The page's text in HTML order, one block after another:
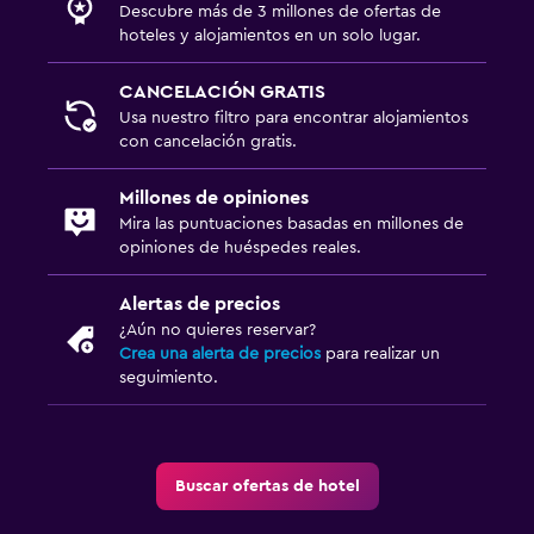
Armario o clóset
Zona de trabajo
Fax/fotocopiadora
Aire libre
Gimnasio
Descubre más de 3 millones de ofertas de
hoteles y alojamientos en un solo lugar.
CANCELACIÓN GRATIS
Usa nuestro filtro para encontrar alojamientos
con cancelación gratis.
Millones de opiniones
Mira las puntuaciones basadas en millones de
opiniones de huéspedes reales.
Alertas de precios
¿Aún no quieres reservar?
Crea una alerta de precios para realizar un
seguimiento.
Buscar ofertas de hotel